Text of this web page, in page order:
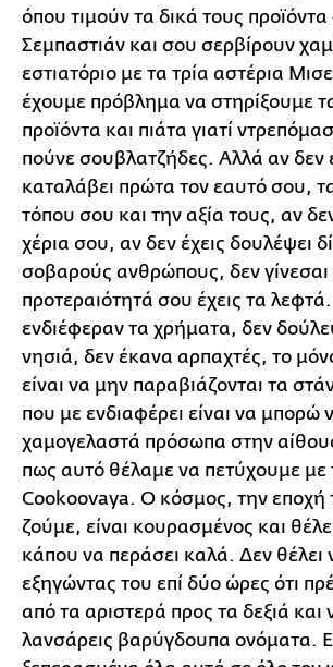
όπου τιμούν τα δικά τους
Σεμπαστιάν και σου σερβίρουν
εστιατόριο με τα τρία αστέρια
έχουμε πρόβλημα να στηρίξουμε
προϊόντα και πιάτα γιατί
πούνε σουβλατζήδες. Αλλά αν δεν
καταλάβει πρώτα τον εαυτό σου,
τόπου σου και την αξία τους, αν
χέρια σου, αν δεν έχεις δουλέψει
σοβαρούς ανθρώπους, δεν
προτεραιότητά σου έχεις τα
ενδιέφεραν τα χρήματα, δεν
νησιά, δεν έκανα αρπαχτές, το
είναι να μην παραβιάζονται τα
που με ενδιαφέρει είναι να μπορώ
χαμογελαστά πρόσωπα στην
πως αυτό θέλαμε να πετύχουμε με
Cookoovaya. Ο κόσμος, την εποχή
ζούμε, είναι κουρασμένος και
κάπου να περάσει καλά. Δεν θέλει
εξηγώντας του επί δύο ώρες ότι
από τα αριστερά προς τα δεξιά και
λανσάρεις βαρύγδουπα ονόματα.